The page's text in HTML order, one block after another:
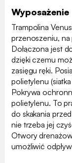
Wyposażenie
Trampolina
przenoszeniu, na
Dołączona jest
dzięki czemu
zasięgu ręki.
polietylenu
Pokrywa
polietylenu. To
do skakania
nie trzeba jej
Otwory
umożliwić